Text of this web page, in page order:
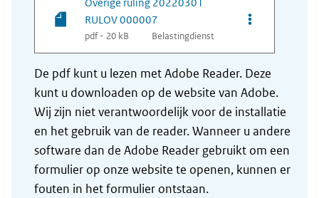
RULOV 000007
pdf - 20 kB Belastingdienst
Opties van
De pdf kunt u lezen met Adobe Reader. Deze
kunt u downloaden op de website van Adobe.
Wij zijn niet verantwoordelijk voor de installatie
en het gebruik van de reader. Wanneer u andere
software dan de Adobe Reader gebruikt om een
formulier op onze website te openen, kunnen er
fouten in het formulier ontstaan.